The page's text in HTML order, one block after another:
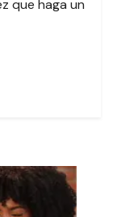
que haga un